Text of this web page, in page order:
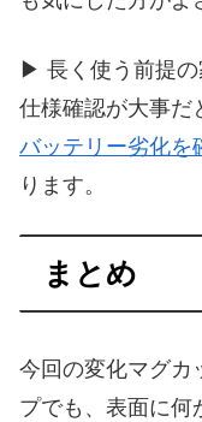
▶ 長く使う前提
仕様確認が大事だ
バッテリー劣化を
ります。
まとめ
今回の変化マグカ
プでも、表面に何